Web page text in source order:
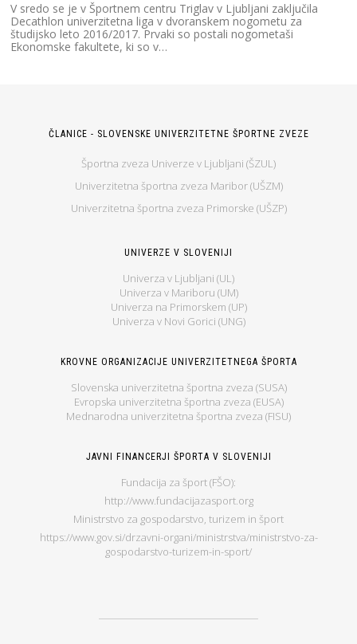
V sredo se je v Športnem centru Triglav v Ljubljani zaključila
Decathlon univerzitetna liga v dvoranskem nogometu za
študijsko leto 2016/2017. Prvaki so postali nogometaši
Ekonomske fakultete, ki so v…
ČLANICE - SLOVENSKE UNIVERZITETNE ŠPORTNE ZVEZE
Športna zveza Univerze v Ljubljani (ŠZUL)
Univerzitetna športna zveza Maribor (UŠZM)
Univerzitetna športna zveza Primorske (UŠZP)
UNIVERZE V SLOVENIJI
Univerza v Ljubljani (UL)
Univerza v Mariboru (UM)
Univerza na Primorskem (UP)
Univerza v Novi Gorici (UNG)
KROVNE ORGANIZACIJE UNIVERZITETNEGA ŠPORTA
Slovenska univerzitetna športna zveza (SUSA)
Evropska univerzitetna športna zveza (EUSA)
Mednarodna univerzitetna športna zveza (FISU)
JAVNI FINANCERJI ŠPORTA V SLOVENIJI
Fundacija za šport (FŠO):
http://www.fundacijazasport.org
Ministrstvo za gospodarstvo, turizem in šport
https://www.gov.si/drzavni-organi/ministrstva/ministrstvo-za-
gospodarstvo-turizem-in-sport/